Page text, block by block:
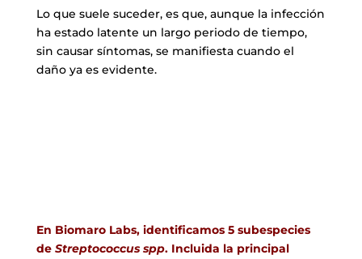
Lo que suele suceder, es que, aunque la infección
ha estado latente un largo periodo de tiempo,
sin causar síntomas, se manifiesta cuando el
daño ya es evidente.
En Biomaro Labs, identificamos 5 subespecies
de Streptococcus spp. Incluida la principal